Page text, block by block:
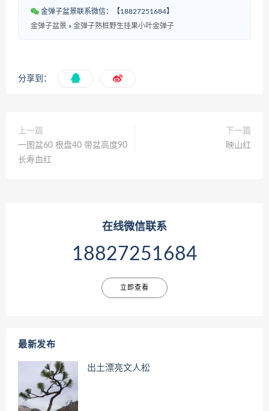
金弹子盆景联系微信：【18827251684】
金弹子盆景 » 金弹子熟桩野生挂果小叶金弹子
分享到：
上一篇
一图盆60 根盘40 带盆高度90
长寿血红
下一篇
映山红
在线微信联系
18827251684
立即查看
最新发布
出土漂亮文人松